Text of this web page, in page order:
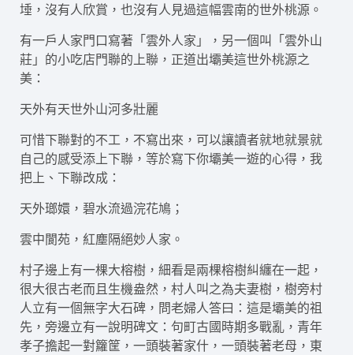
埵，沒有人欣賞，也沒有人見過這幅雲南的世外桃源。
有一戶人家門口寫著「雲外人家」，另一個叫「雲外山
莊」的小吃店門聯的上聯，正道出壩美這世外桃源之
美：
天外有天世外山河多壯麗
可惜下聯對的不工，不寫出來，可以讓讀者就地就景就
自己的感受添上下聯，等於寫下你壩美一遊的心得，我
把上、下聯改成：
天外瑯嬛，碧水流過浣花鳩；
雲中閬苑，紅塵隔絕妙人家。
村子邊上有一棵大榕樹，細看是兩棵榕樹糾纏在一起，
很大很古老而且生機盎然，村人叫之為夫妻樹，樹旁村
人立有一個無字大石碑，問老婦人答曰：這是壩美的祖
先，旁邊立有一說明碑文：句町古國時期多戰亂，青年
孝子擔起一對籮筐，一頭裝著家什，一頭裝著老母，東